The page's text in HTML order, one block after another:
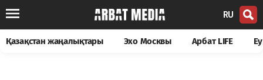
RU
Қазақстан жаңалықтары Эхо Москвы Арбат LIFE